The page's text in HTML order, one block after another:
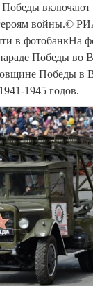
Победы включают
войны.©
в фотобанкНа
Победы во
Победы в
1945 годов.